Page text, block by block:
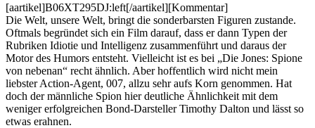
[aartikel]B06XT295DJ:left[/aartikel][Kommentar]
Die Welt, unsere Welt, bringt die sonderbarsten Figuren zustande.
Oftmals begründet sich ein Film darauf, dass er dann Typen der
Rubriken Idiotie und Intelligenz zusammenführt und daraus der
Motor des Humors entsteht. Vielleicht ist es bei „Die Jones: Spione
von nebenan“ recht ähnlich. Aber hoffentlich wird nicht mein
liebster Action-Agent, 007, allzu sehr aufs Korn genommen. Hat
doch der männliche Spion hier deutliche Ähnlichkeit mit dem
weniger erfolgreichen Bond-Darsteller Timothy Dalton und lässt so
etwas erahnen.